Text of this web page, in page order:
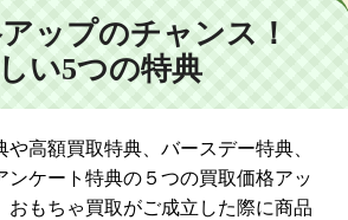
ップのチャンス！
い5つの特典
高額買取特典、バースデー特典、
ンケート特典の５つの買取価格アッ
おもちゃ買取がご成立した際に商品